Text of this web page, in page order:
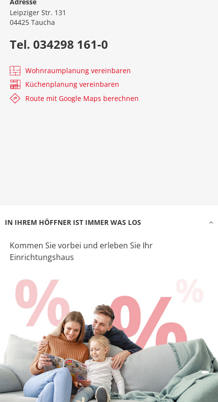
Leipziger Str. 131
04425 Taucha
Tel. 034298 161-0
Wohnraumplanung vereinbaren
Küchenplanung vereinbaren
Route mit Google Maps berechnen
IN IHREM HÖFFNER IST IMMER WAS LOS
Kommen Sie vorbei und erleben Sie Ihr
Einrichtungshaus